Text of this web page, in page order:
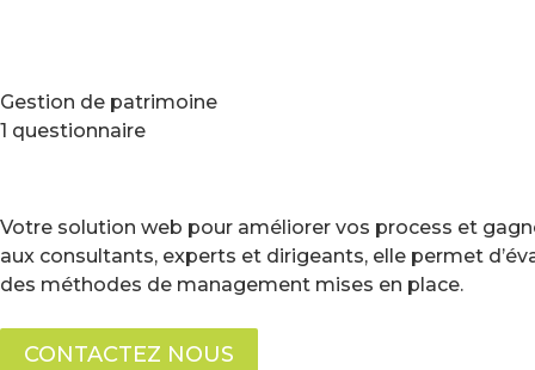
Gestion de patrimoine
1 questionnaire
Votre solution web pour améliorer vos process et
aux consultants, experts et dirigeants, elle permet
des méthodes de management mises en place.
CONTACTEZ NOUS